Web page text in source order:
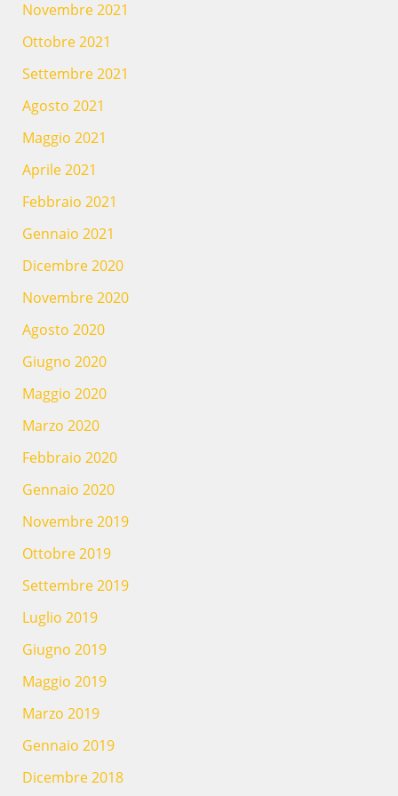
Novembre 2021
Ottobre 2021
Settembre 2021
Agosto 2021
Maggio 2021
Aprile 2021
Febbraio 2021
Gennaio 2021
Dicembre 2020
Novembre 2020
Agosto 2020
Giugno 2020
Maggio 2020
Marzo 2020
Febbraio 2020
Gennaio 2020
Novembre 2019
Ottobre 2019
Settembre 2019
Luglio 2019
Giugno 2019
Maggio 2019
Marzo 2019
Gennaio 2019
Dicembre 2018